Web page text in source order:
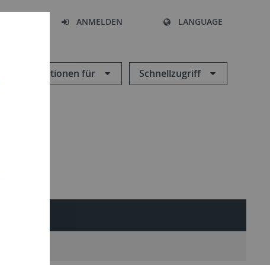
ANMELDEN LANGUAGE
Informationen für Schnellzugriff